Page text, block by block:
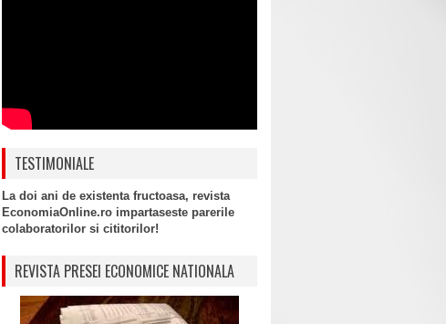
TESTIMONIALE
La doi ani de existenta fructoasa, revista
EconomiaOnline.ro impartaseste parerile
colaboratorilor si cititorilor!
REVISTA PRESEI ECONOMICE NATIONALA